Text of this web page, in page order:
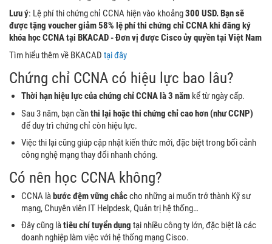
Lưu ý: Lệ phí thi chứng chỉ CCNA hiện vào khoảng300 USD. Bạn sẽ
được tặng voucher giảm 58% lệ phí thi chứng chỉ CCNA khi đăng ký
khóa học CCNA tại BKACAD - Đơn vị được Cisco ủy quyền tại Việt Nam
Tìm hiểu thêm về BKACAD tại đây
Chứng chỉ CCNA có hiệu lực bao lâu?
Thời hạn hiệu lực của chứng chỉ CCNA là 3 năm kể từ ngày cấp.
Sau 3 năm, bạn cầnthi lại hoặc thi chứng chỉ cao hơn (như CCNP)
để duy trì chứng chỉ còn hiệu lực.
Việc thi lại cũng giúp cập nhật kiến thức mới, đặc biệt trong bối cảnh
công nghệ mạng thay đổi nhanh chóng.
Có nên học CCNA không?
CCNA làbước đệm vững chắccho những ai muốn trở thành Kỹ sư
mạng, Chuyên viên IT Helpdesk, Quản trị hệ thống…
Đây cũng làtiêu chí tuyển dụng tại nhiều công ty lớn, đặc biệt là các
doanh nghiệp làm việc với hệ thống mạng Cisco.